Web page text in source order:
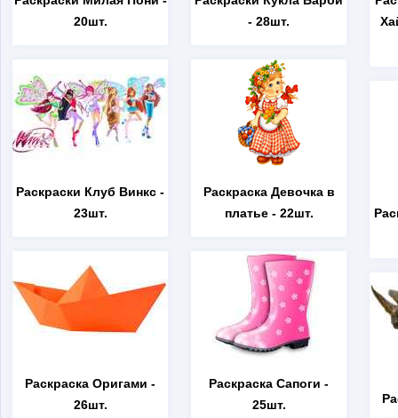
20шт.
Раскраски Клуб Винкс -
23шт.
Раскраска Оригами -
26шт.
- 28шт.
Раскраска Девочка в
платье- 22шт.
Раскраска Сапоги -
25шт.